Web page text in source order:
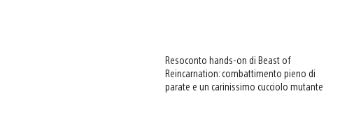
Resoconto hands-on di Beast of
Reincarnation: combattimento pieno di
parate e un carinissimo cucciolo mutante